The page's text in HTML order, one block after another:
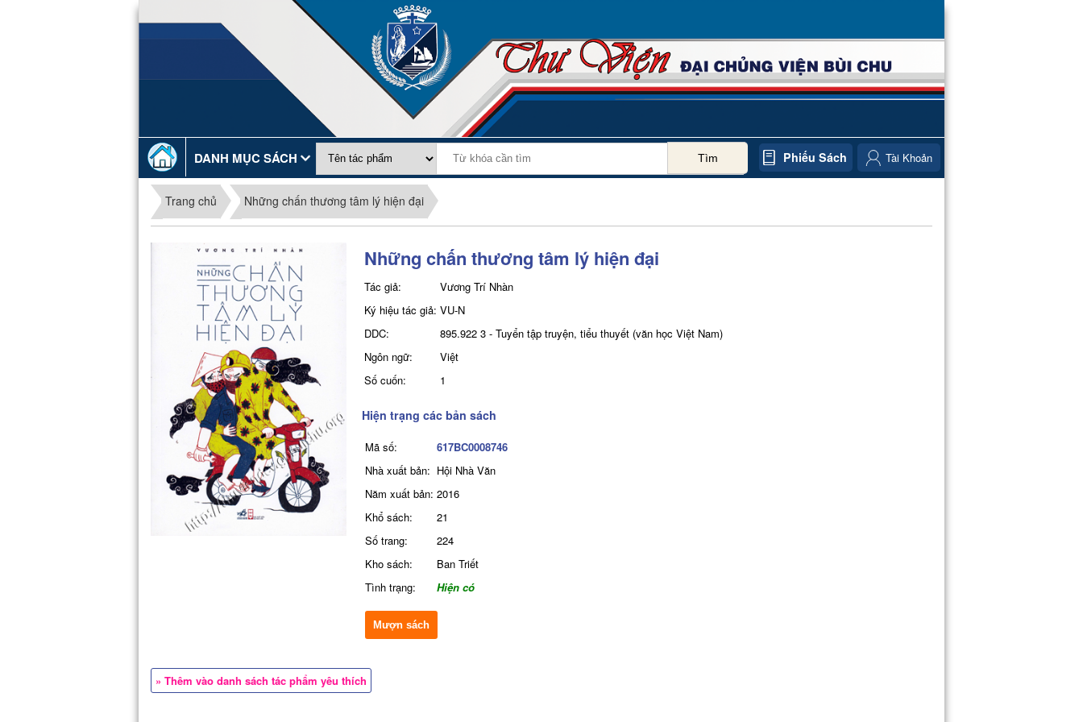
DANH MỤC SÁCH Tìm Phiếu Sách Tài Khoản
Trang chủ Những chấn thương tâm lý hiện đại
Những chấn thương tâm lý hiện đại
Tác giả:
Vương Trí Nhàn
Ký hiệu tác giả: VU-N
DDC:
895.922 3 - Tuyển tập truyện, tiểu thuyết (văn học Việt Nam)
Ngôn ngữ:
Việt
Số cuốn:
1
Hiện trạng các bản sách
Mã số:
617BC0008746
Nhà xuất bản: Hội Nhà Văn
Năm xuất bản: 2016
Khổ sách:
21
Số trang:
224
Kho sách:
Ban Triết
Tình trạng:
Hiện có
Mượn sách
» Thêm vào danh sách tác phẩm yêu thích